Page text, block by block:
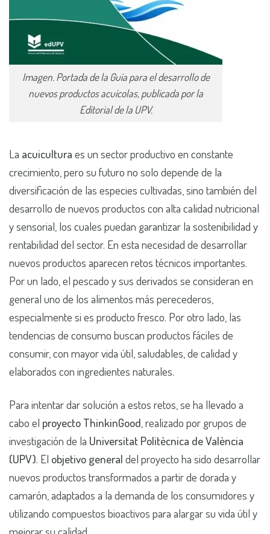
Imagen. Portada de la Guía para el desarrollo de
nuevos productos acuícolas, publicada por la
Editorial de la UPV.
La acuicultura es un sector productivo en constante
crecimiento, pero su futuro no solo depende de la
diversificación de las especies cultivadas, sino también del
desarrollo de nuevos productos con alta calidad nutricional
y sensorial, los cuales puedan garantizar la sostenibilidad y
rentabilidad del sector. En esta necesidad de desarrollar
nuevos productos aparecen retos técnicos importantes.
Por un lado, el pescado y sus derivados se consideran en
general uno de los alimentos más perecederos,
especialmente si es producto fresco. Por otro lado, las
tendencias de consumo buscan productos fáciles de
consumir, con mayor vida útil, saludables, de calidad y
elaborados con ingredientes naturales.
Para intentar dar solución a estos retos, se ha llevado a
cabo el proyecto ThinkinGood, realizado por grupos de
investigación de la Universitat Politècnica de València
(UPV). El objetivo general del proyecto ha sido desarrollar
nuevos productos transformados a partir de dorada y
camarón, adaptados a la demanda de los consumidores y
utilizando compuestos bioactivos para alargar su vida útil y